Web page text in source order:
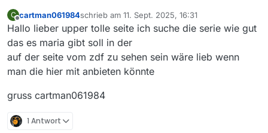
C
Offline
cartman061984schrieb am 11. Sept. 2025, 16:31
zuletzt editiert von
Hallo lieber upper tolle seite ich suche die serie wie gut
das es maria gibt soll in der
auf der seite vom zdf zu sehen sein wäre lieb wenn
man die hier mit anbieten könnte
gruss cartman061984
1 Antwort